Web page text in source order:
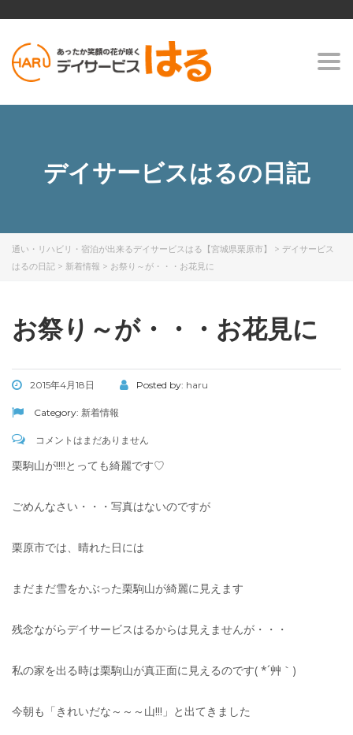
デイサービスはるの日記
通い・リハビリ・宿泊が出来るデイサービスはる【宮城県栗原市】 > デイサービス
はるの日記 > 新着情報 > お祭り～が・・・お花見に
お祭り～が・・・お花見に
2015年4月18日 Posted by: haru
Category: 新着情報
コメントはまだありません
栗駒山が!!!!とっても綺麗です♡
ごめんなさい・・・写真はないのですが
栗原市では、晴れた日には
まだまだ雪をかぶった栗駒山が綺麗に見えます
残念ながらデイサービスはるからは見えませんが・・・
私の家を出る時は栗駒山が真正面に見えるのです( *´艸｀)
今朝も「きれいだな～～～山!!!」と出てきました